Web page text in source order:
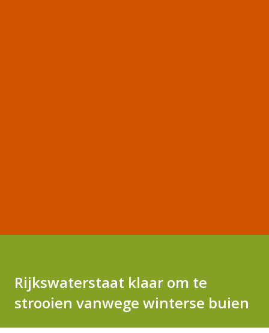
Rijkswaterstaat klaar om te
strooien vanwege winterse buien